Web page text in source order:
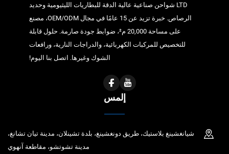
LTD شواحن صناعية عالية الدقة للبطاريات الليثيومية وحديد
الرصاص. خبرة تزيد عن 15 عامًا في مجال OEM/ODM، مصنع
على مساحة 20,000 م²، ضوابط جودة صارمة. حلول قابلة
للتخصيص للمركبات الكهربائية، والدراجات النارية، ورافعات
الشوك وغيرها. اتصل بنا اليوم!
إلمس
شيانغشينغ بلاستيك، طريق دونغشينغ، بلدة تشينلان، مدينة تيان تشانغ،
مدينة تشوتشو، مقاطعة آنهوي